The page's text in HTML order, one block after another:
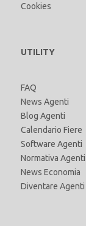
Cookies
UTILITY
FAQ
News Agenti
Blog Agenti
Calendario Fiere
Software Agenti
Normativa Agenti
News Economia
Diventare Agenti